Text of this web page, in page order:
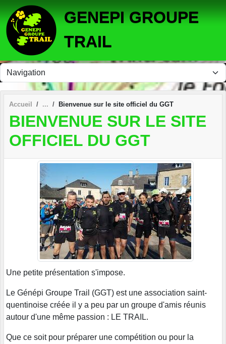
GENEPI GROUPE
TRAIL
Accueil Bienvenue sur le site officiel du GGT
BIENVENUE SUR LE SITE
OFFICIEL DU GGT
Une petite présentation s'impose.
Le Génépi Groupe Trail (GGT) est une association saint-
quentinoise créée il y a peu par un groupe d'amis réunis
autour d'une même passion : LE TRAIL.
Que ce soit pour préparer une compétition ou pour la
Panneau de gestion des cookies